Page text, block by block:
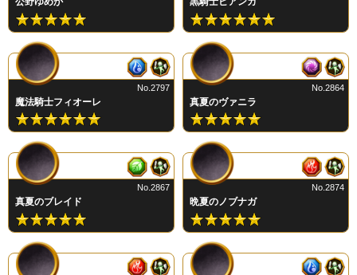
魔法騎士フィオーレ
No.2797
真夏のヴァニラ
No.2864
真夏のブレイド
No.2867
晩夏のノブナガ
No.2874